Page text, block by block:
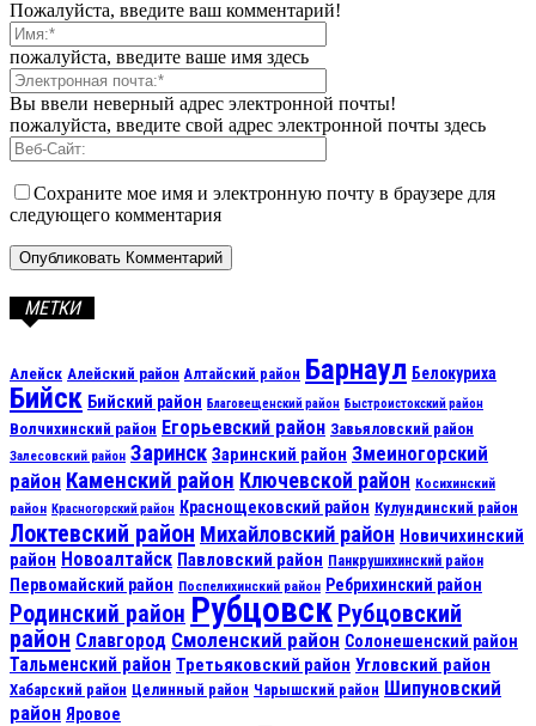
Пожалуйста, введите ваш комментарий!
пожалуйста, введите ваше имя здесь
Вы ввели неверный адрес электронной почты!
пожалуйста, введите свой адрес электронной почты здесь
Сохраните мое имя и электронную почту в браузере для
следующего комментария
МЕТКИ
Алейск Алейский район Алтайский район Барнаул Белокуриха
Бийск Бийский район Благовещенский район Быстроистокский район
Волчихинский район Егорьевский район Завьяловский район
Залесовский район Заринск Заринский район Змеиногорский
район Каменский район Ключевской район Косихинский
район Красногорский район Краснощековский район Кулундинский район
Локтевский район Михайловский район Новичихинский
район Новоалтайск Павловский район Панкрушихинский район
Первомайский район Поспелихинский район Ребрихинский район
Родинский район Рубцовск Рубцовский
район Славгород Смоленский район Солонешенский район
Тальменский район Третьяковский район Угловский район
Хабарский район Целинный район Чарышский район Шипуновский
район Яровое